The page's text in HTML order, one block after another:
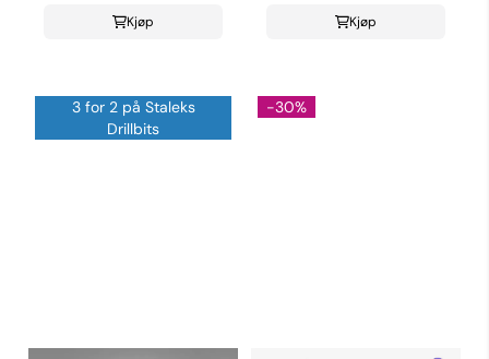
Kjøp
Kjøp
3 for 2 på Staleks
Drillbits
-30%